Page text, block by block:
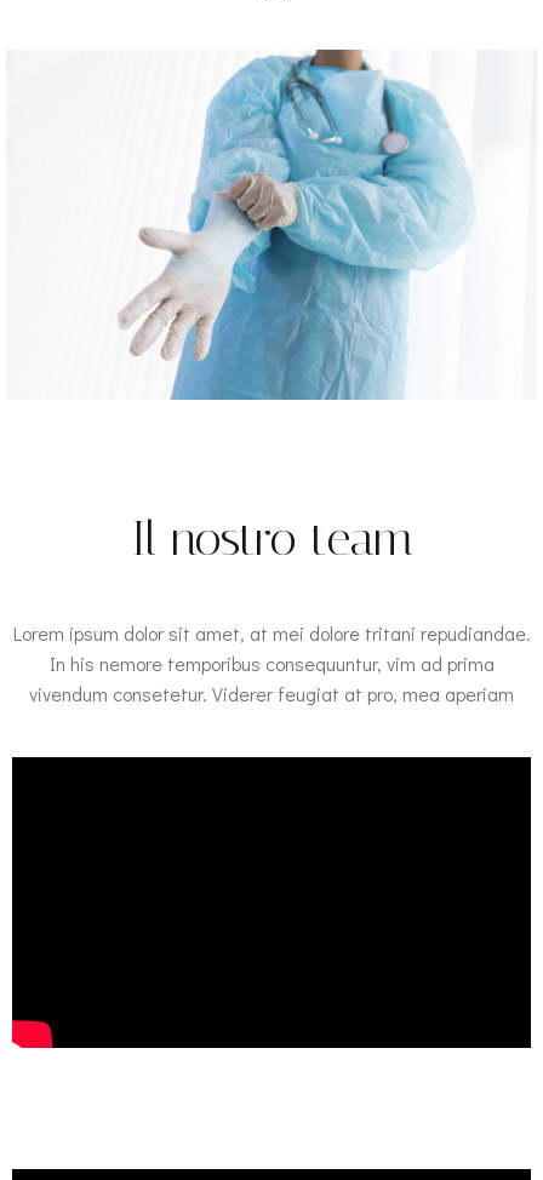
Il nostro team
Lorem ipsum dolor sit amet, at mei dolore tritani repudiandae.
In his nemore temporibus consequuntur, vim ad prima
vivendum consetetur. Viderer feugiat at pro, mea aperiam